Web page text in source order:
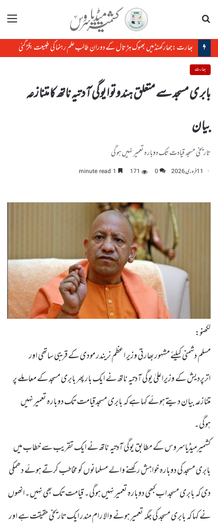
مینو
بھارت :جھارکھنڈمیں بھوک ہڑتال کے دوران طالب علم رہنما کی طبیعت بگڑ گئی
بھارت
بابری مسجد سے متعلق ہندوتوا یوگی آدتیہ ناتھ کا متنازعہ
بیان
تاریخی مسجد قیادت تک دوبارہ تعمیر نہیں ہو گی
11 فروری, 2026 0
171
لکھنو:
مسلم دشمنی کیلئے مشہور بھارتی وزیر اعظم نریندر مودی کے قریبی ساتھی اور
اترپردیش کے وزیراعلیٰ یوگی آدتیہ ناتھ نے ایک بار پھر بابری مسجد کے معاملے پر
متنازعہ بیان دیتے ہوئے کہا ہے کہ بابری مسجدقیامت تک دوبارہ تعمیر نہیں
ہوگی۔
کشمیرمیڈیاسروس کے مطابق یوگی آدتیہ ناتھ نے ایک تقریب سے خطاب میں
بابری مسجد کی دوبارہ خواہش رکھنے والے مسلمانوں کو مخاطب کرتے ہوئے دھمکی
دی کہ بابری مسجد اب کبھی دوبارہ تعمیر نہیں ہوگی۔ قیامت تک بھی نہیں۔انھوں
نے کہا کہ بابری مسجد کی جگہ تعمیر ہونے والا رام مندر ایک تاریخی حقیقت ہے اور